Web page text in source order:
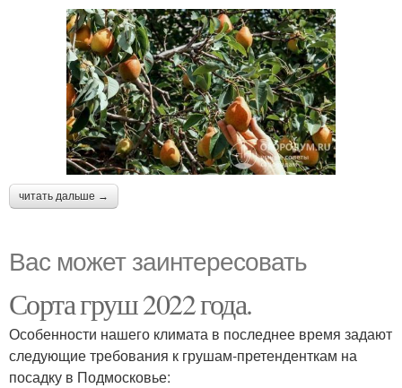
читать дальше →
Вас может заинтересовать
Сорта груш 2022 года.
Особенности нашего климата в последнее время задают
следующие требования к грушам-претенденткам на
посадку в Подмосковье: